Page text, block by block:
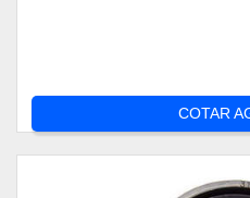
COTAR